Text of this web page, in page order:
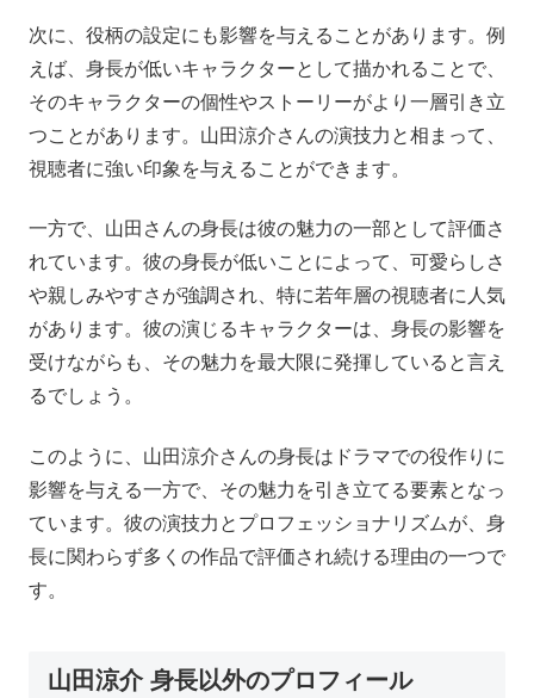
次に、役柄の設定にも影響を与えることがあります。例
えば、身長が低いキャラクターとして描かれることで、
そのキャラクターの個性やストーリーがより一層引き立
つことがあります。山田涼介さんの演技力と相まって、
視聴者に強い印象を与えることができます。
一方で、山田さんの身長は彼の魅力の一部として評価さ
れています。彼の身長が低いことによって、可愛らしさ
や親しみやすさが強調され、特に若年層の視聴者に人気
があります。彼の演じるキャラクターは、身長の影響を
受けながらも、その魅力を最大限に発揮していると言え
るでしょう。
このように、山田涼介さんの身長はドラマでの役作りに
影響を与える一方で、その魅力を引き立てる要素となっ
ています。彼の演技力とプロフェッショナリズムが、身
長に関わらず多くの作品で評価され続ける理由の一つで
す。
山田涼介 身長以外のプロフィール